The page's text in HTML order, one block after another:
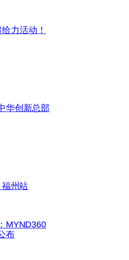
力活动！
华创新总部
州站
MYND360
布